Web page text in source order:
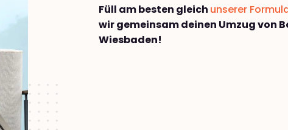
Füll am besten gleich unserer
wir gemeinsam deinen Umzug von
Wiesbaden!